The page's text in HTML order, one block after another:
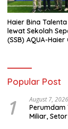
Haier Bina
lewat Sekolah
(SSB) AQUA-Haier
Popular Post
1 August 7, 2026
Perumdam
Miliar,